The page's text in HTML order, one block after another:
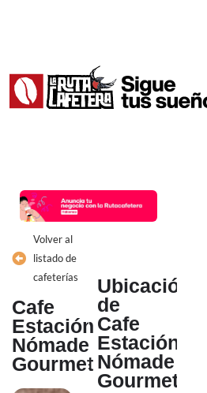
Volver al
listado de
cafeterías
Cafe
Estación
Nómade
Gourmet
Ubicación
de
Cafe
Estación
Nómade
Gourmet